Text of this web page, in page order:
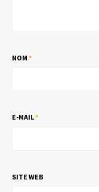
NOM *
E-MAIL*
SITE WEB